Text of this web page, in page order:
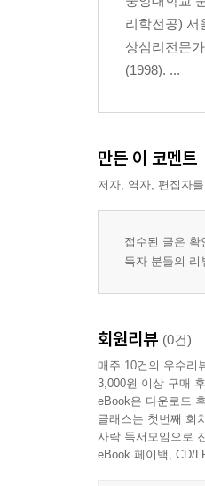
리학전공) 서
상심리전문
(1998). ...
만든 이 코멘트
저자, 역자, 편집자
접수된 글은 확
독자 분들의
회원리뷰 (0건)
매주 10건의 우수리
3,000원 이상 구매
eBook은 다운로드
클래스는 첫번째 회
사락 독서모임으로
eBook 페이백, CD/